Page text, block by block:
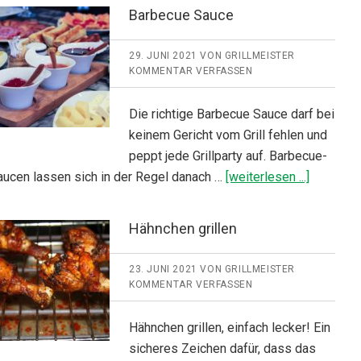
Barbecue Sauce
29. JUNI 2021 VON GRILLMEISTER
KOMMENTAR VERFASSEN
Die richtige Barbecue Sauce darf bei
keinem Gericht vom Grill fehlen und
peppt jede Grillparty auf. Barbecue-
lassen sich in der Regel danach … [weiterlesen ...]
Hähnchen grillen
23. JUNI 2021 VON GRILLMEISTER
KOMMENTAR VERFASSEN
Hähnchen grillen, einfach lecker! Ein
sicheres Zeichen dafür, dass das